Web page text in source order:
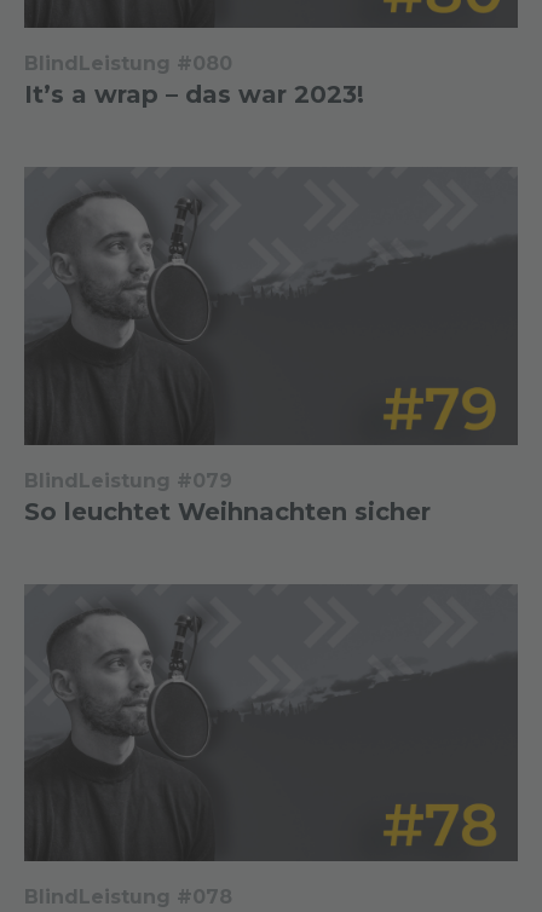
BlindLeistung #080
It’s a wrap – das war 2023!
BlindLeistung #079
So leuchtet Weihnachten sicher
BlindLeistung #078